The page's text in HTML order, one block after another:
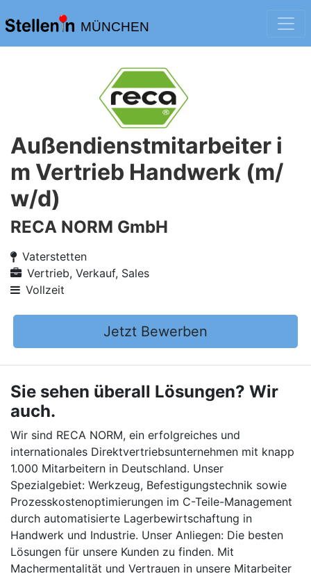
MÜNCHEN
Außendienstmitarbeiter i
m Vertrieb Handwerk (m/
w/d)
RECA NORM GmbH
Vaterstetten
Vertrieb, Verkauf, Sales
Vollzeit
Jetzt Bewerben
Sie sehen überall Lösungen? Wir
auch.
Wir sind RECA NORM, ein erfolgreiches und
internationales Direktvertriebsunternehmen mit knapp
1.000 Mitarbeitern in Deutschland. Unser
Spezialgebiet: Werkzeug, Befestigungstechnik sowie
Prozesskostenoptimierungen im C-Teile-Management
durch automatisierte Lagerbewirtschaftung in
Handwerk und Industrie. Unser Anliegen: Die besten
Lösungen für unsere Kunden zu finden. Mit
Machermentalität und Vertrauen in unsere Mitarbeiter